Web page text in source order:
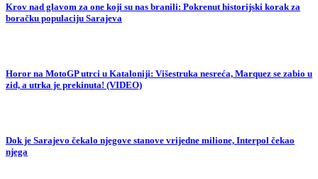
Krov nad glavom za one koji su nas branili: Pokrenut historijski korak za
boračku populaciju Sarajeva
Horor na MotoGP utrci u Kataloniji: Višestruka nesreća, Marquez se zabio u
zid, a utrka je prekinuta! (VIDEO)
Dok je Sarajevo čekalo njegove stanove vrijedne milione, Interpol čekao
njega